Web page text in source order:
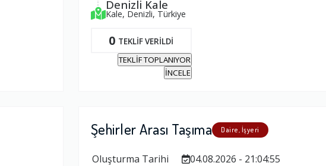
Denizli Kale
Kale, Denizli, Türkiye
0 TEKLİF VERİLDİ
TEKLİF TOPLANIYOR
İNCELE
Şehirler Arası Taşıma Daire, İşyeri
Oluşturma Tarihi
04.08.2026 - 21:04:55